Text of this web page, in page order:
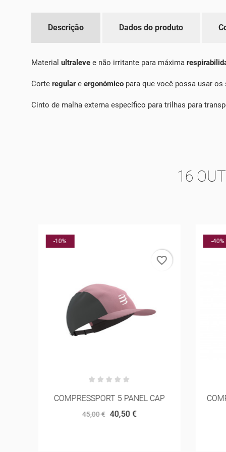
Descrição Dados do produto
Material ultraleve e não irritante para máxima
Corte regulare ergonómico para que você possa usar
Cinto de malha externa específico para trilhas para
16
-10%
COMPRESSPORT 5 PANEL CAP
45,00 € 40,50 €
favorite_border
-40%